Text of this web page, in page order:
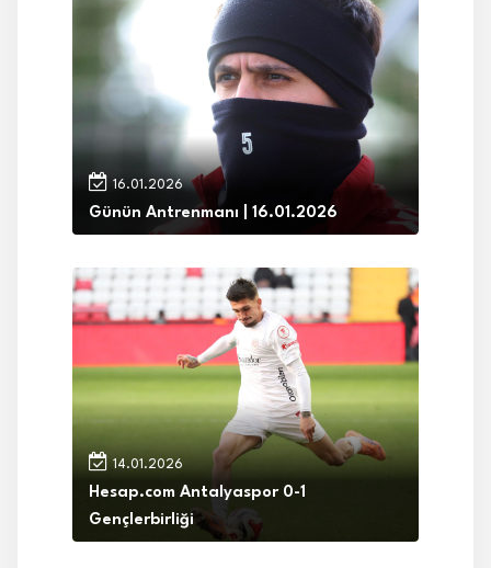
16.01.2026
Günün Antrenmanı | 16.01.2026
14.01.2026
Hesap.com Antalyaspor 0-1
Gençlerbirliği